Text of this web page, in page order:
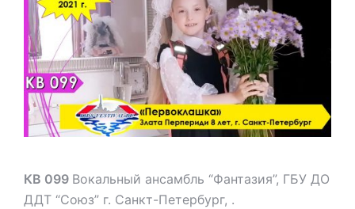
КВ 099 Вокальный ансамбль “Фантазия”, ГБУ ДО
ДДТ “Союз” г. Санкт-Петербург, .